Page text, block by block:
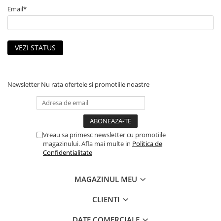
Email*
VEZI STATUS
Newsletter Nu rata ofertele si promotiile noastre
Vreau sa primesc newsletter cu promotiile
magazinului. Afla mai multe in Politica de
Confidentialitate
MAGAZINUL MEU
CLIENTI